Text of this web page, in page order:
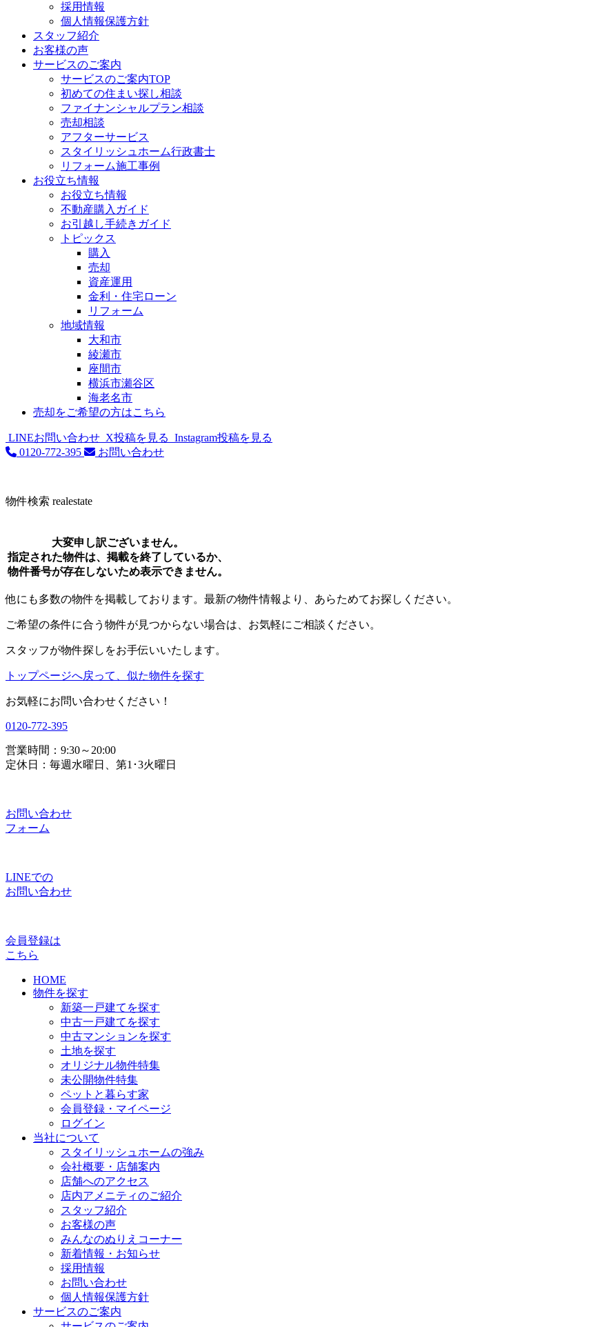
採用情報
個人情報保護方針
スタッフ紹介
お客様の声
サービスのご案内
サービスのご案内TOP
初めての住まい探し相談
ファイナンシャルプラン相談
売却相談
アフターサービス
スタイリッシュホーム行政書士
リフォーム施工事例
お役立ち情報
お役立ち情報
不動産購入ガイド
お引越し手続きガイド
トピックス
購入
売却
資産運用
金利・住宅ローン
リフォーム
地域情報
大和市
綾瀬市
座間市
横浜市瀬谷区
海老名市
売却をご希望の方はこちら
LINEお問い合わせ X投稿を見る Instagram投稿を見る
0120-772-395
お問い合わせ
物件検索 realestate
大変申し訳ございません。
指定された物件は、掲載を終了しているか、
物件番号が存在しないため表示できません。
他にも多数の物件を掲載しております。最新の物件情報より、あらためてお探しください。
ご希望の条件に合う物件が見つからない場合は、お気軽にご相談ください。
スタッフが物件探しをお手伝いいたします。
トップページへ戻って、似た物件を探す
お気軽にお問い合わせください！
0120-772-395
営業時間：9:30～20:00
定休日：毎週水曜日、第1･3火曜日
お問い合わせ
フォーム
LINEでの
お問い合わせ
会員登録は
こちら
HOME
物件を探す
新築一戸建てを探す
中古一戸建てを探す
中古マンションを探す
土地を探す
オリジナル物件特集
未公開物件特集
ペットと暮らす家
会員登録・マイページ
ログイン
当社について
スタイリッシュホームの強み
会社概要・店舗案内
店舗へのアクセス
店内アメニティのご紹介
スタッフ紹介
お客様の声
みんなのぬりえコーナー
新着情報・お知らせ
採用情報
お問い合わせ
個人情報保護方針
サービスのご案内